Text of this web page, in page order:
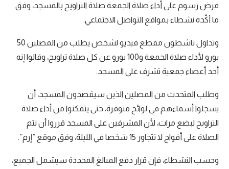
فرض رسوم على أداء صلاة الجمعة صلاة التراويح بالمسجد، وفق
ما أكّده نشطاء بمواقع التواصل الاجتماعي.
وتداول ناشطون مقطع فيديو لشخص يطلب من المصلين 50
يورو لأداء صلاة الجمعة و100 يورو عن كل صلاة تراويح، وقالوا إنه
أحد أعضاء جمعية تشرف على المسجد.
وطلب المتحدث من المصلين الذين سيقصدون المسجد، أن
يسجلوا أسماءهم في لوائح متوفرة، حتى يتمكنوا من أداء صلاة
التراويح لبضع مرات، لأن المشرفين على المسجد قرروا أن تتم
الصلاة على أفواج لا تتجاوز 15 شخصا في الليلة، وفق موقع ”إرم”.
وحسب النشطاء، فإن قرار دفع المبالغ المحددة سيشمل الجميع،